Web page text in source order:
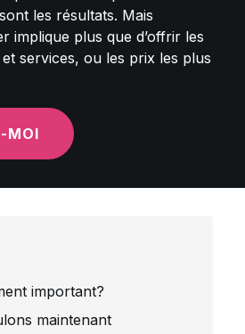
les résultats. Mais
implique plus que d’offrir les
services, ou les prix les plus
MOI
important?
maintenant